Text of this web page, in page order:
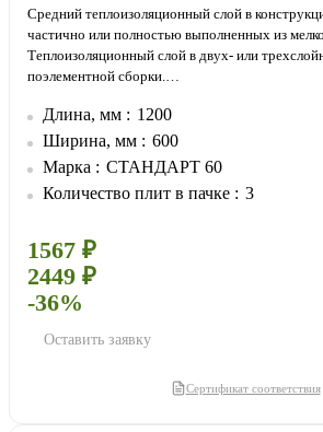
Средний теплоизоляционный слой в
частично или полностью выполненных из
Теплоизоляционный слой в двух- или
поэлементной сборки.
Длина, мм
1200
Ширина, мм
600
Марка
СТАНДАРТ 60
Количество плит в пачке
3
1567 ₽
2449 ₽
-36%
Оставить заявку
Сертификат соответствия